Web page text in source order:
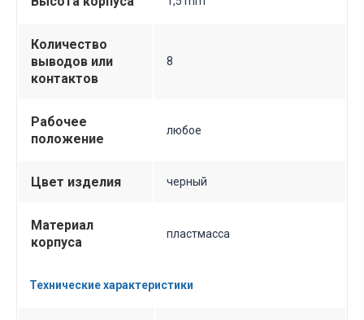
Количество
выводов или
контактов
8
Рабочее
положение
любое
Цвет изделия черный
Материал
корпуса
пластмасса
Технические характеристики